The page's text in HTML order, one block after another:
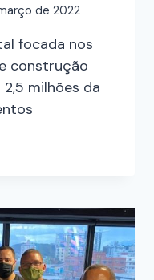
de 2022
focada nos
construção
milhões da